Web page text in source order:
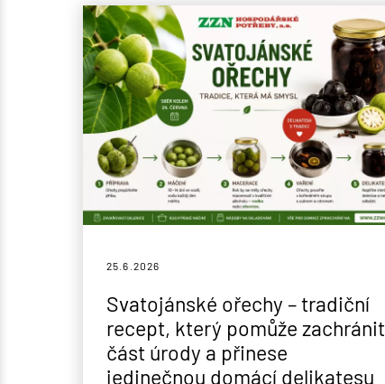
25.6. 2026
Svatojánské ořechy – tradiční
recept, který pomůže zachránit
část úrody a přinese
jedinečnou domácí delikatesu